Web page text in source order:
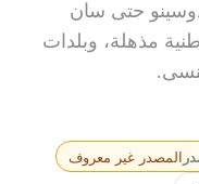
حتى سان
مذهلة، وبلدات
المصدر غير معروف